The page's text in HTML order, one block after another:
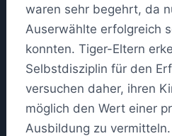
waren sehr begehrt, da
Auserwählte erfolgreich
konnten. Tiger-Eltern
Selbstdisziplin für den
versuchen daher, ihren
möglich den Wert einer
Ausbildung zu vermitteln.